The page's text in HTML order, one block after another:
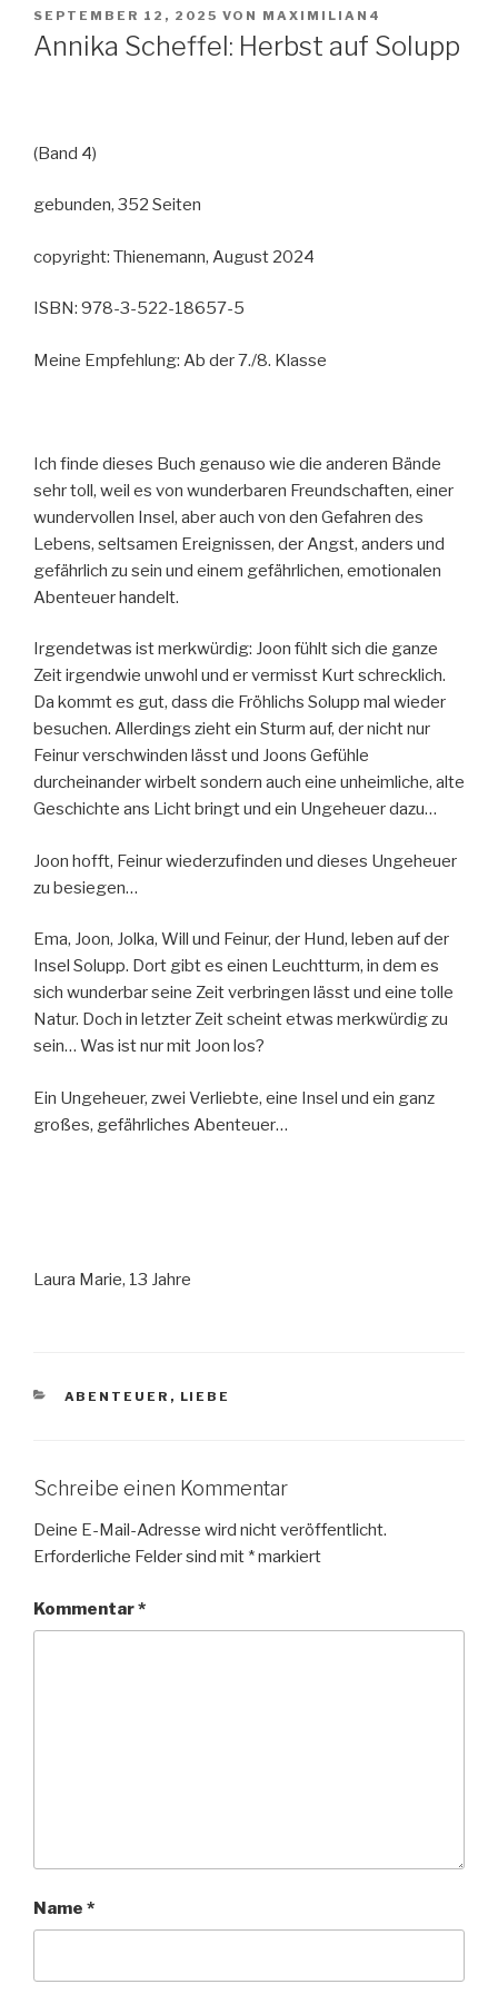
VERÖFFENTLICHT
AM
SEPTEMBER 12, 2025 VON MAXIMILIAN4
Annika Scheffel: Herbst auf Solupp
(Band 4)
gebunden, 352 Seiten
copyright: Thienemann, August 2024
ISBN: 978-3-522-18657-5
Meine Empfehlung: Ab der 7./8. Klasse
Ich finde dieses Buch genauso wie die anderen Bände
sehr toll, weil es von wunderbaren Freundschaften, einer
wundervollen Insel, aber auch von den Gefahren des
Lebens, seltsamen Ereignissen, der Angst, anders und
gefährlich zu sein und einem gefährlichen, emotionalen
Abenteuer handelt.
Irgendetwas ist merkwürdig: Joon fühlt sich die ganze
Zeit irgendwie unwohl und er vermisst Kurt schrecklich.
Da kommt es gut, dass die Fröhlichs Solupp mal wieder
besuchen. Allerdings zieht ein Sturm auf, der nicht nur
Feinur verschwinden lässt und Joons Gefühle
durcheinander wirbelt sondern auch eine unheimliche, alte
Geschichte ans Licht bringt und ein Ungeheuer dazu…
Joon hofft, Feinur wiederzufinden und dieses Ungeheuer
zu besiegen…
Ema, Joon, Jolka, Will und Feinur, der Hund, leben auf der
Insel Solupp. Dort gibt es einen Leuchtturm, in dem es
sich wunderbar seine Zeit verbringen lässt und eine tolle
Natur. Doch in letzter Zeit scheint etwas merkwürdig zu
sein… Was ist nur mit Joon los?
Ein Ungeheuer, zwei Verliebte, eine Insel und ein ganz
großes, gefährliches Abenteuer…
Laura Marie, 13 Jahre
KATEGORIEN
ABENTEUER , LIEBE
Schreibe einen Kommentar
Deine E-Mail-Adresse wird nicht veröffentlicht.
Erforderliche Felder sind mit *markiert
Kommentar*
Name *